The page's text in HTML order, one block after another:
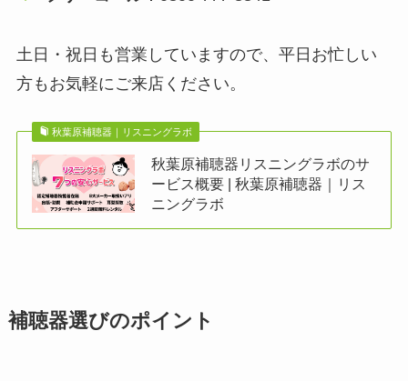
土日・祝日も営業していますので、平日お忙しい
方もお気軽にご来店ください。
秋葉原補聴器｜リスニングラボ
秋葉原補聴器リスニングラボのサ
ービス概要 | 秋葉原補聴器｜リス
ニングラボ
補聴器選びのポイント